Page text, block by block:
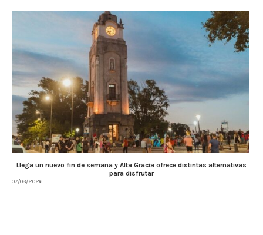
Llega un nuevo fin de semana y Alta Gracia ofrece distintas alternativas
para disfrutar
07/08/2026